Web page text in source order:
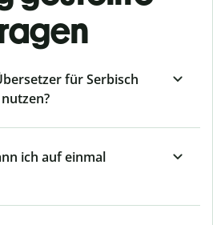
für Serbisch
ich auf einmal